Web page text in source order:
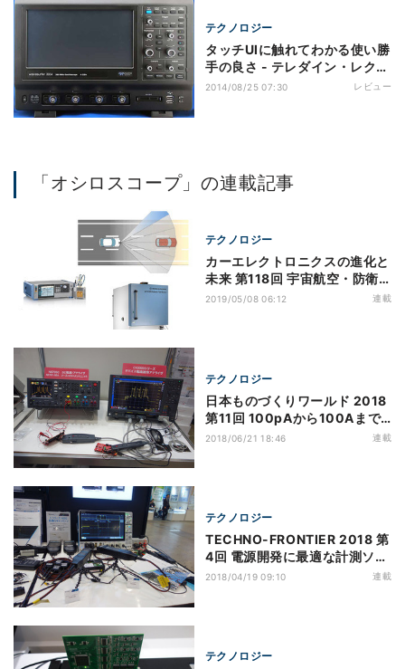
テクノロジー
タッチUIに触れてわかる使い勝
手の良さ - テレダイン・レクロ
イのWaveSurfer 3034を試す
2014/08/25 07:30 レビュー
「オシロスコープ」の連載記事
テクノロジー
カーエレクトロニクスの進化と
未来 第118回 宇宙航空・防衛
の実績で車載市場に参入する
2019/05/08 06:12 連載
テクノロジー
日本ものづくりワールド 2018
第11回 100pAから100Aまで
の電流を正確に測定する方法を
2018/06/21 18:46 連載
テクノロジー
TECHNO-FRONTIER 2018 第
4回 電源開発に最適な計測ソリ
ューションを提案するテクトロ
2018/04/19 09:10 連載
テクノロジー